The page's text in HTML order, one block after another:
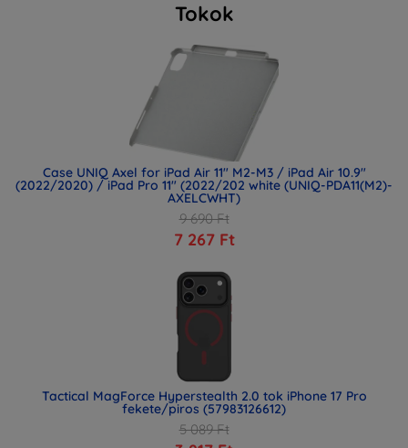
Tokok
Case UNIQ Axel for iPad Air 11" M2-M3 / iPad Air 10.9"
(2022/2020) / iPad Pro 11" (2022/202 white (UNIQ-PDA11(M2)-
AXELCWHT)
9 690 Ft
7 267 Ft
Tactical MagForce Hyperstealth 2.0 tok iPhone 17 Pro
fekete/piros (57983126612)
5 089 Ft